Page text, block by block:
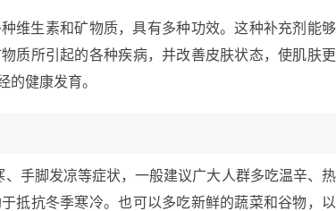
维生素和矿物质，具有多种功效。这种补充剂能够
质所引起的各种疾病，并改善皮肤状态，使肌肤更
的健康发育。
手脚发凉等症状，一般建议广大人群多吃温辛、热
抵抗冬季寒冷。也可以多吃新鲜的蔬菜和谷物，以